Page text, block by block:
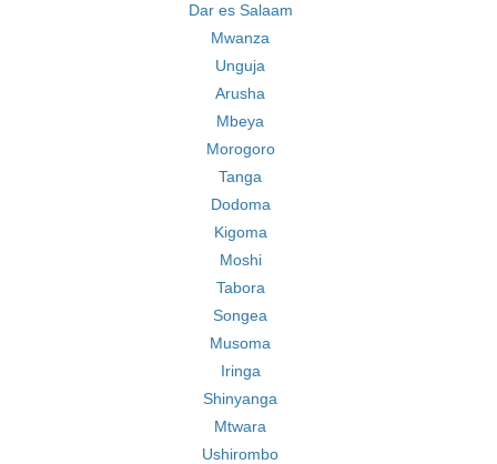
Dar es Salaam
Mwanza
Unguja
Arusha
Mbeya
Morogoro
Tanga
Dodoma
Kigoma
Moshi
Tabora
Songea
Musoma
Iringa
Shinyanga
Mtwara
Ushirombo